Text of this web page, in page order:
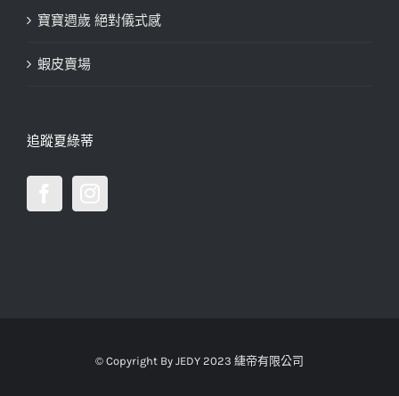
寶寶週歲 絕對儀式感
蝦皮賣場
追蹤夏綠蒂
© Copyright By JEDY 2023 緁帝有限公司